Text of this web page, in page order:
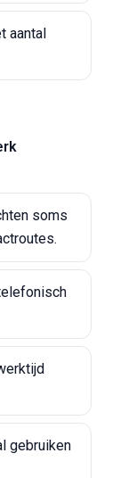
aantal
soms
gebruiken